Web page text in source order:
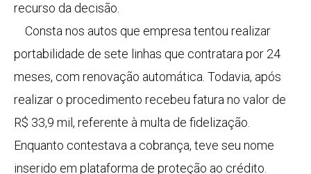
recurso da decisão.
Consta nos autos que empresa tentou realizar
portabilidade de sete linhas que contratara por 24
meses, com renovação automática. Todavia, após
realizar o procedimento recebeu fatura no valor de
R$ 33,9 mil, referente à multa de fidelização.
Enquanto contestava a cobrança, teve seu nome
inserido em plataforma de proteção ao crédito.